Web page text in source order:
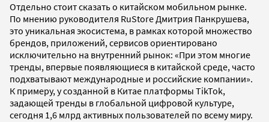
Отдельно стоит сказать о китайском мобильном рынке.
По мнению руководителя RuStore Дмитрия Панкрушева,
это уникальная экосистема, в рамках которой множество
брендов, приложений, сервисов ориентировано
исключительно на внутренний рынок: «При этом многие
тренды, впервые появляющиеся в китайской среде, часто
подхватывают международные и российские компании».
К примеру, у созданной в Китае платформы TikTok,
задающей тренды в глобальной цифровой культуре,
сегодня 1,6 млрд активных пользователей по всему миру.